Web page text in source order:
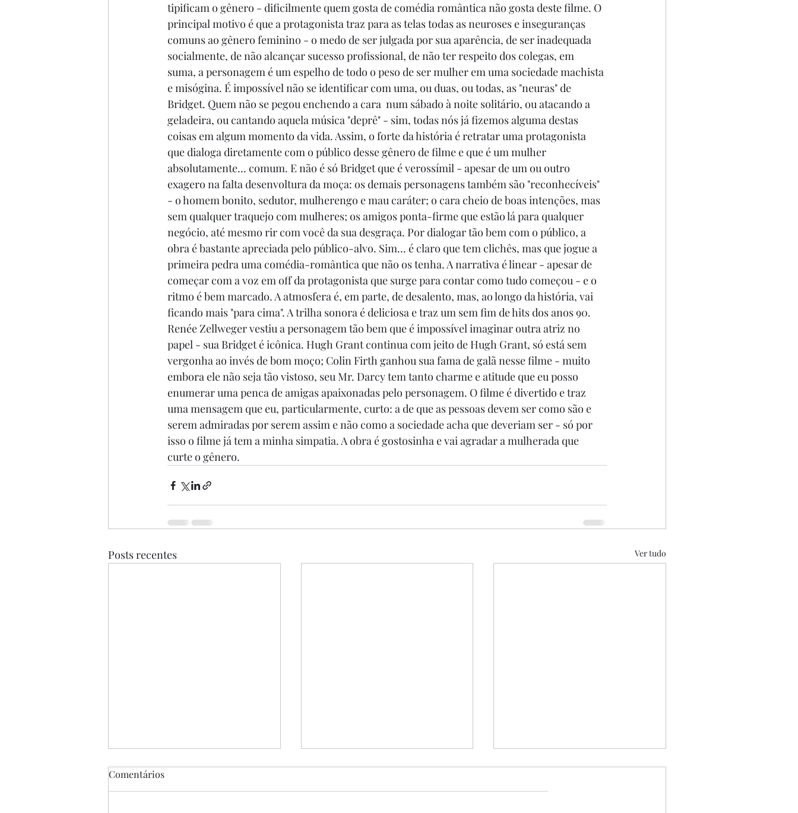
tipificam o gênero - dificilmente quem gosta de comédia romântica não gosta deste filme. O
principal motivo é que a protagonista traz para as telas todas as neuroses e inseguranças
comuns ao gênero feminino - o medo de ser julgada por sua aparência, de ser inadequada
socialmente, de não alcançar sucesso profissional, de não ter respeito dos colegas, em
suma, a personagem é um espelho de todo o peso de ser mulher em uma sociedade machista
e misógina. É impossível não se identificar com uma, ou duas, ou todas, as "neuras" de
Bridget. Quem não se pegou enchendo a cara  num sábado à noite solitário, ou atacando a
geladeira, ou cantando aquela música "deprê" - sim, todas nós já fizemos alguma destas
coisas em algum momento da vida. Assim, o forte da história é retratar uma protagonista
que dialoga diretamente com o público desse gênero de filme e que é um mulher
absolutamente... comum. E não é só Bridget que é verossímil - apesar de um ou outro
exagero na falta desenvoltura da moça: os demais personagens também são "reconhecíveis"
- o homem bonito, sedutor, mulherengo e mau caráter; o cara cheio de boas intenções, mas
sem qualquer traquejo com mulheres; os amigos ponta-firme que estão lá para qualquer
negócio, até mesmo rir com você da sua desgraça. Por dialogar tão bem com o público, a
obra é bastante apreciada pelo público-alvo. Sim... é claro que tem clichês, mas que jogue a
primeira pedra uma comédia-romântica que não os tenha. A narrativa é linear - apesar de
começar com a voz em off da protagonista que surge para contar como tudo começou - e o
ritmo é bem marcado. A atmosfera é, em parte, de desalento, mas, ao longo da história, vai
ficando mais "para cima". A trilha sonora é deliciosa e traz um sem fim de hits dos anos 90.
Renée Zellweger vestiu a personagem tão bem que é impossível imaginar outra atriz no
papel - sua Bridget é icônica. Hugh Grant continua com jeito de Hugh Grant, só está sem
vergonha ao invés de bom moço; Colin Firth ganhou sua fama de galã nesse filme - muito
embora ele não seja tão vistoso, seu Mr. Darcy tem tanto charme e atitude que eu posso
enumerar uma penca de amigas apaixonadas pelo personagem. O filme é divertido e traz
uma mensagem que eu, particularmente, curto: a de que as pessoas devem ser como são e
serem admiradas por serem assim e não como a sociedade acha que deveriam ser - só por
isso o filme já tem a minha simpatia. A obra é gostosinha e vai agradar a mulherada que
curte o gênero.
Posts recentes Ver tudo
Comentários